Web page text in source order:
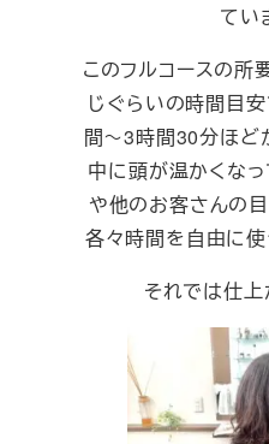
てい
このフルコースの所
じぐらいの時間目
間～3時間30分ほど
中に頭が温かくなっ
や他のお客さんの
各々時間を自由に
それでは仕